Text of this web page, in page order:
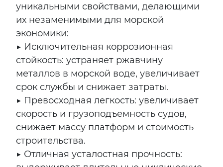
уникальными свойствами, делающими
их незаменимыми для морской
экономики:
▶ Исключительная коррозионная
стойкость: устраняет ржавчину
металлов в морской воде, увеличивает
срок службы и снижает затраты.
▶ Превосходная легкость: увеличивает
скорость и грузоподъемность судов,
снижает массу платформ и стоимость
строительства.
▶ Отличная усталостная прочность: